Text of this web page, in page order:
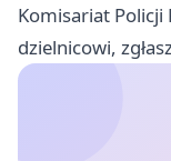
Komisariat Policji
dzielnicowi,